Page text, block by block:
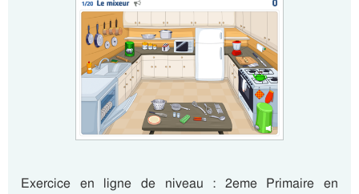
Exercice en ligne de niveau : 2eme Primaire en